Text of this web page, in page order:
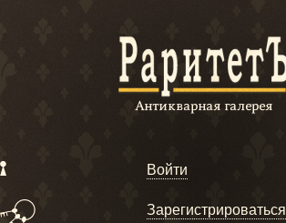
Войти
Зарегистрироваться